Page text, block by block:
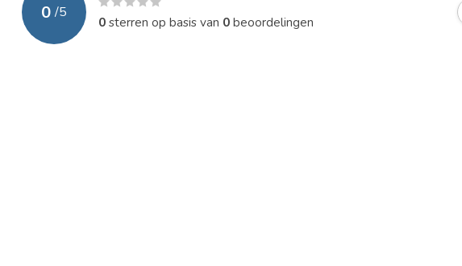
0 /5
0sterren op basis van 0beoordelingen